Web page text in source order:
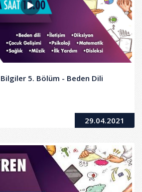
5. Bölüm - Beden Dili
29.04.2021